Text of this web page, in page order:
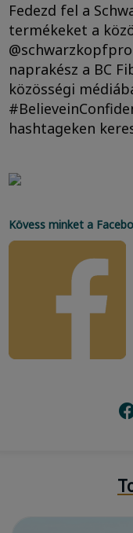
Fedezd fel a
termékeket a
naprakész a BC
közösségi
hashtageken
Kövess minket a